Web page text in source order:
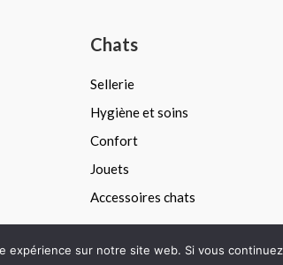
Chats
Sellerie
Hygiène et soins
Confort
Jouets
Accessoires chats
expérience sur notre site web. Si vous